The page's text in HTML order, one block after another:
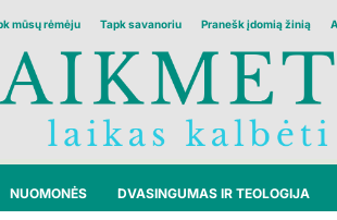
mūsų rėmėju Tapk savanoriu Pranešk įdomią žinią
NUOMONĖS DVASINGUMAS IR TEOLOGIJA